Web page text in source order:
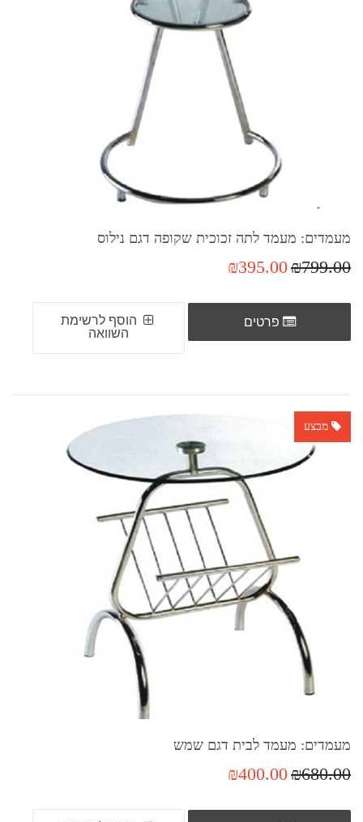
מעמדים: מעמד לתה זכוכית שקופה דגם נילוס
₪799.00
₪395.00
פרטים
הוסף לרשימת
השוואה
מבצע
מעמדים: מעמד לבית דגם שמש
₪680.00
₪400.00